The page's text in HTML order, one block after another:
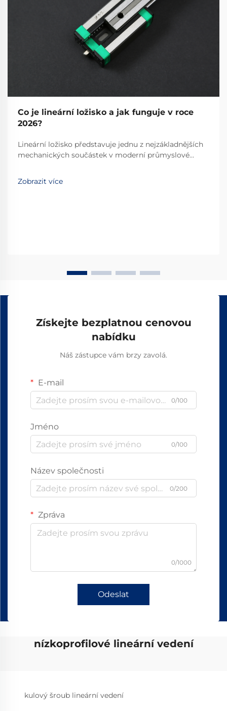
Co je lineární ložisko a jak funguje v roce
2026?
Lineární ložisko představuje jednu z nejzákladnějších
mechanických součástek v moderní průmyslové
zařízení umožňují hladký, řízený lineární pohyb po
předem určené dráze, čímž se stávají
Zobrazit více
Získejte bezplatnou cenovou
nabídku
Náš zástupce vám brzy zavolá.
E-mail
0/100
Jméno
0/100
Název společnosti
0/200
Zpráva
0/1000
Odeslat
nízkoprofilové lineární vedení
kulový šroub lineární vedení